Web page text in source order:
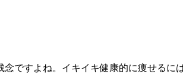
ですよね。イキイキ健康的に痩せる